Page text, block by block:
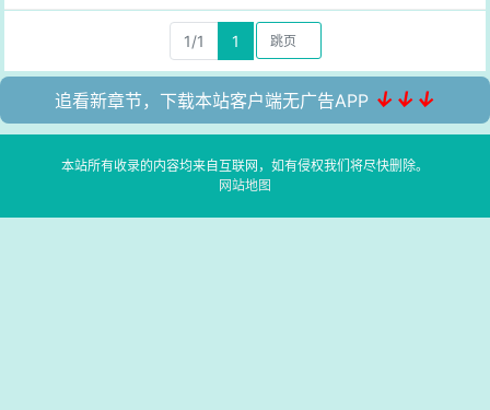
1/1 1
追看新章节，下载本站客户端无广告APP ↓↓↓
本站所有收录的内容均来自互联网，如有侵权我们将尽快删除。
网站地图